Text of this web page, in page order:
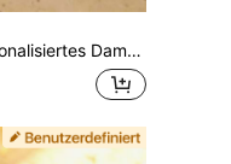
Schmuck, Damen Schmuck, Armband mit doppeltem Geburtsstein, Mutter-Tochter-Armband, Jahrestags-Geschenk, Geschenk für Mama, Muttertagsgeschenk